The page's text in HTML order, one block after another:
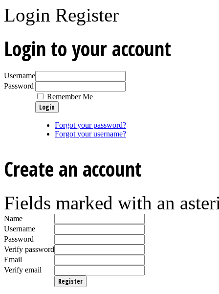
Login Register
Login to your account
Username
Password
Remember Me
Forgot your password?
Forgot your username?
Create an account
Fields marked with an
Name
Username
Password
Verify password
Email
Verify email
Register